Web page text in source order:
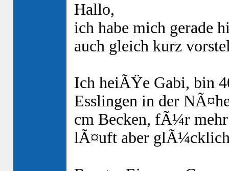
Hallo,
ich habe mich gerade
auch gleich kurz
Ich heiÃŸe Gabi, bin
Esslingen in der
cm Becken, fÃ¼r
lÃ¤uft aber